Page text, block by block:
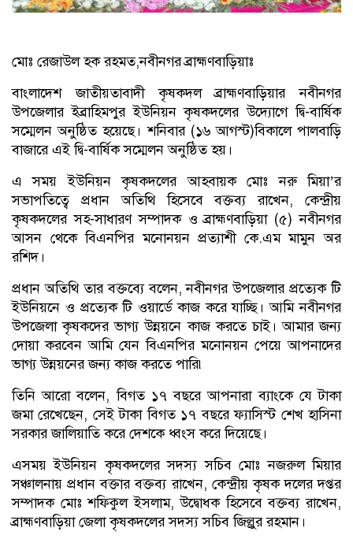
মোঃ রেজাউল হক রহমত,নবীনগর ব্রাহ্মণবাড়িয়াঃ
বাংলাদেশ জাতীয়তাবাদী কৃষকদল ব্রাহ্মণবাড়িয়ার নবীনগর
উপজেলার ইব্রাহিমপুর ইউনিয়ন কৃষকদলের উদ্যোগে দ্বি-বার্ষিক
সম্মেলন অনুষ্ঠিত হয়েছে। শনিবার (১৬ আগস্ট)বিকালে পালবাড়ি
বাজারে এই দ্বি-বার্ষিক সম্মেলন অনুষ্ঠিত হয়।
এ সময় ইউনিয়ন কৃষকদলের আহবায়ক মোঃ নরু মিয়া’র
সভাপতিত্বে প্রধান অতিথি হিসেবে বক্তব্য রাখেন, কেন্দ্রীয়
কৃষকদলের সহ-সাধারণ সম্পাদক ও ব্রাহ্মণবাড়িয়া (৫) নবীনগর
আসন থেকে বিএনপির মনোনয়ন প্রত্যাশী কে.এম মামুন অর
রশিদ।
প্রধান অতিথি তার বক্তব্যে বলেন, নবীনগর উপজেলার প্রত্যেক টি
ইউনিয়নে ও প্রত্যেক টি ওয়ার্ডে কাজ করে যাচ্ছি। আমি নবীনগর
উপজেলা কৃষকদের ভাগ্য উন্নয়নে কাজ করতে চাই। আমার জন্য
দোয়া করবেন আমি যেন বিএনপির মনোনয়ন পেয়ে আপনাদের
ভাগ্য উন্নয়নের জন্য কাজ করতে পারি৷
তিনি আরো বলেন, বিগত ১৭ বছরে আপনারা ব্যাংকে যে টাকা
জমা রেখেছেন, সেই টাকা বিগত ১৭ বছরে ফ্যাসিস্ট শেখ হাসিনা
সরকার জালিয়াতি করে দেশকে ধ্বংস করে দিয়েছে।
এসময় ইউনিয়ন কৃষকদলের সদস্য সচিব মোঃ নজরুল মিয়ার
সঞ্চালনায় প্রধান বক্তার বক্তব্য রাখেন, কেন্দ্রীয় কৃষক দলের দপ্তর
সম্পাদক মোঃ শফিকুল ইসলাম, উদ্বোধক হিসেবে বক্তব্য রাখেন,
ব্রাহ্মণবাড়িয়া জেলা কৃষকদলের সদস্য সচিব জিল্লুর রহমান।